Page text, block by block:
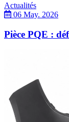
Actualités
06 May. 2026
Pièce PQE :